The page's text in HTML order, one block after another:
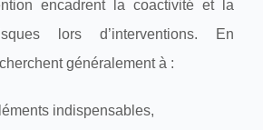
encadrent la coactivité et la
lors d’interventions. En
généralement à :
indispensables,